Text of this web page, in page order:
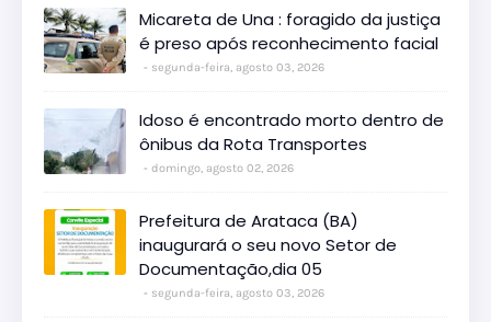
Micareta de Una : foragido da justiça
é preso após reconhecimento facial
segunda-feira, agosto 03, 2026
Idoso é encontrado morto dentro de
ônibus da Rota Transportes
domingo, agosto 02, 2026
Prefeitura de Arataca (BA)
inaugurará o seu novo Setor de
Documentação,dia 05
segunda-feira, agosto 03, 2026